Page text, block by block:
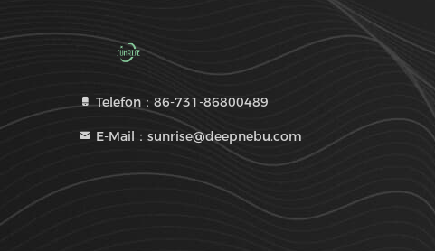
Telefon：86-731-86800489
E-Mail：sunrise@deepnebu.com